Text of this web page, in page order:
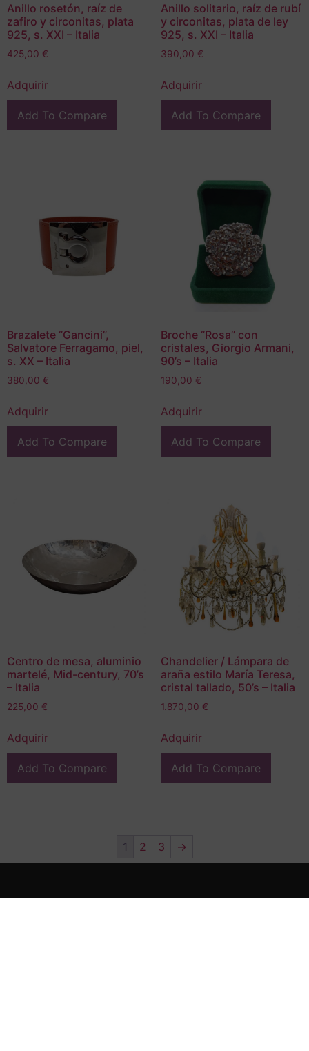
Anillo rosetón, raíz de
zafiro y circonitas, plata
925, s. XXI – Italia
425,00 €
Adquirir
Add To Compare
Anillo solitario, raíz de rubí
y circonitas, plata de ley
925, s. XXI – Italia
390,00 €
Adquirir
Add To Compare
Brazalete “Gancini”,
Salvatore Ferragamo, piel,
s. XX – Italia
380,00 €
Adquirir
Add To Compare
Broche “Rosa” con
cristales, Giorgio Armani,
90’s – Italia
190,00 €
Adquirir
Add To Compare
Centro de mesa, aluminio
martelé, Mid-century, 70’s
– Italia
225,00 €
Adquirir
Add To Compare
Chandelier / Lámpara de
araña estilo María Teresa,
cristal tallado, 50’s – Italia
1.870,00 €
Adquirir
Add To Compare
1 2 3 →